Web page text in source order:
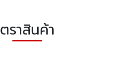
ตราสินค้า